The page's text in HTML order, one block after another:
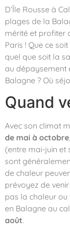
D’Île Rousse à
plages de la
mérité et profiter
Paris ! Que ce
quel que soit la
au dépaysement
Balagne ? Où
Quand
Avec son climat
de mai à octobre
(entre mai-juin
sont
de chaleur
prévoyez de
pas la chaleur
en Balagne au
août.